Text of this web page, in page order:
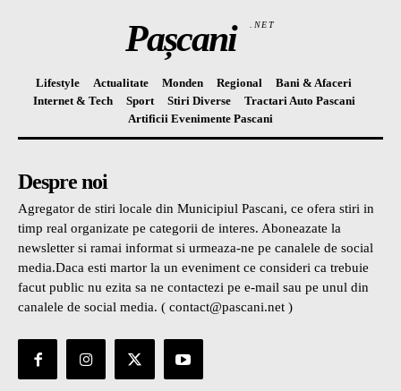
Pașcani .NET
Lifestyle Actualitate Monden Regional
Bani & Afaceri
Internet & Tech
Sport Stiri Diverse
Tractari Auto Pascani
Artificii Evenimente Pascani
Despre noi
Agregator de stiri locale din Municipiul Pascani, ce ofera stiri in
timp real organizate pe categorii de interes. Aboneazate la
newsletter si ramai informat si urmeaza-ne pe canalele de social
media.Daca esti martor la un eveniment ce consideri ca trebuie
facut public nu ezita sa ne contactezi pe e-mail sau pe unul din
canalele de social media. ( contact@pascani.net )